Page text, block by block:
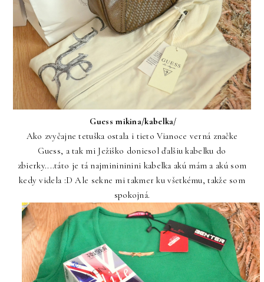
Guess mikina/kabelka/
Ako zvyčajne tetuška ostala i tieto Vianoce verná značke
Guess, a tak mi Ježiško doniesol ďalšiu kabelku do
zbierky....táto je tá najminininini kabelka akú mám a akú som
kedy videla :D Ale sekne mi takmer ku všetkému, takže som
spokojná.